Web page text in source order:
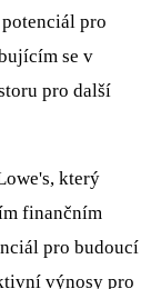
pro
se v
pro další
který
finančním
pro budoucí
výnosy pro